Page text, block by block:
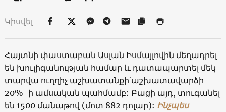
Կիսվել
Հայտնի փաստաբան Ասլան Իսմայլովին մեղադրել
են խուլիգանության համար և դատապարտել մեկ
տարվա ուղղիչ աշխատանքի՝աշխատավարձի
20%-ի ամսական պահմամբ: Բացի այդ, տուգանել
են 1500 մանաթով (մոտ 882 դոլար): Ինչպես